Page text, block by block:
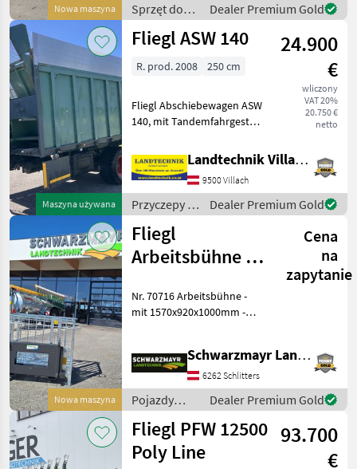
Nowa maszyna
Sprzęt do
zbioru siana
i paszowy /
Dealer Premium Gold
Maszyna używana
Fliegl ASW 140
24.900
€
wliczony
VAT 20%
20.750 €
netto
R. prod. 2008 250 cm
Fliegl Abschiebewagen ASW
140, mit Tandemfahrgestell,
Kugelkopf, hydr. Stützfuß, 2
Kreis
Druckluftbremsanlage,
Bereifung: 500/55-20,
Straßenzu
Landtechnik Villach GmbH
9500 Villach
Przyczepy /
Fliegl
Dealer Premium Gold
Nowa maszyna
Fliegl
Arbeitsbühne Q-
Cena
na
zapytanie
Nr. 70716 Arbeitsbühne -
mit 1570x920x1000mm -
Gabelstapleraufnahme Das
Verkaufsteam der Fa.
Schwarzmayr zeigt Ihnen d
Schwarzmayr Landtechnik GmbH - Schlitters
6262 Schlitters
Pojazdy
silnikowe
rolnicze /
Fliegl
Dealer Premium Gold
Fliegl PFW 12500
Poly Line
93.700
€